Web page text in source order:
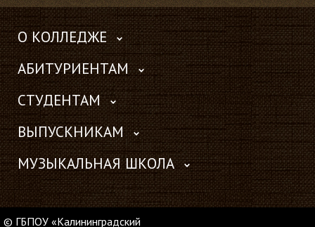
О КОЛЛЕДЖЕ
АБИТУРИЕНТАМ
СТУДЕНТАМ
ВЫПУСКНИКАМ
МУЗЫКАЛЬНАЯ ШКОЛА
© ГБПОУ «Калининградский